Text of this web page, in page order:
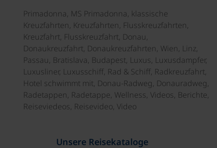
Primadonna, MS Primadonna, klassische
Kreuzfahrten, Kreuzfahrten, Flusskreuzfahrten,
Kreuzfahrt, Flusskreuzfahrt, Donau,
Donaukreuzfahrt, Donaukreuzfahrten, Wien, Linz,
Passau, Bratislava, Budapest, Luxus, Luxusdampfer,
Luxusliner, Luxusschiff, Rad & Schiff, Radkreuzfahrt,
Hotel schwimmt mit, Donau-Radweg, Donauradweg,
Radetappen, Radetappe, Wellness, Videos, Berichte,
Reiseviedeos, Reisevideo, Video
Unsere Reisekataloge